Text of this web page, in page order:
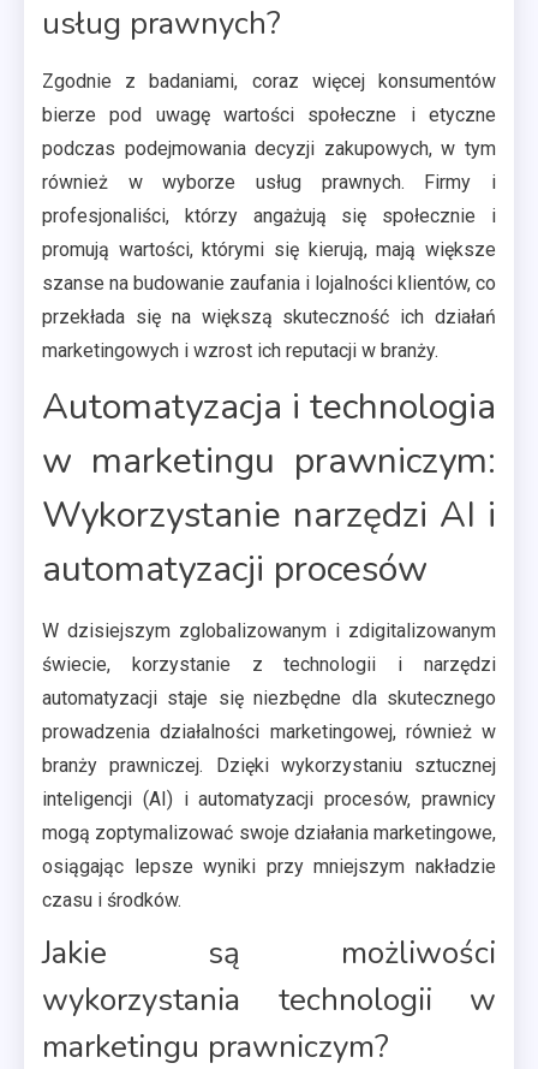
usług prawnych?
Zgodnie z badaniami, coraz więcej konsumentów
bierze pod uwagę wartości społeczne i etyczne
podczas podejmowania decyzji zakupowych, w tym
również w wyborze usług prawnych. Firmy i
profesjonaliści, którzy angażują się społecznie i
promują wartości, którymi się kierują, mają większe
szanse na budowanie zaufania i lojalności klientów, co
przekłada się na większą skuteczność ich działań
marketingowych i wzrost ich reputacji w branży.
Automatyzacja i technologia
w marketingu prawniczym:
Wykorzystanie narzędzi AI i
automatyzacji procesów
W dzisiejszym zglobalizowanym i zdigitalizowanym
świecie, korzystanie z technologii i narzędzi
automatyzacji staje się niezbędne dla skutecznego
prowadzenia działalności marketingowej, również w
branży prawniczej. Dzięki wykorzystaniu sztucznej
inteligencji (AI) i automatyzacji procesów, prawnicy
mogą zoptymalizować swoje działania marketingowe,
osiągając lepsze wyniki przy mniejszym nakładzie
czasu i środków.
Jakie są możliwości
wykorzystania technologii w
marketingu prawniczym?